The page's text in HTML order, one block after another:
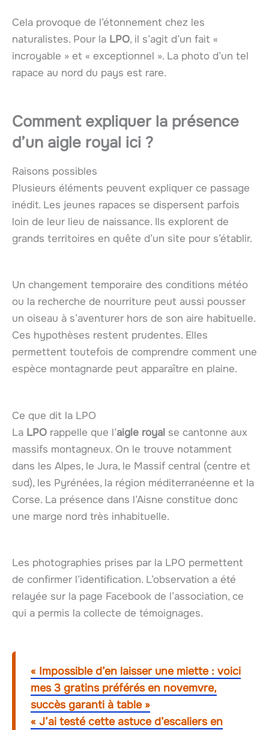
Cela provoque de l’étonnement chez les
naturalistes. Pour la LPO, il s’agit d’un fait «
incroyable » et « exceptionnel ». La photo d’un tel
rapace au nord du pays est rare.
Comment expliquer la présence
d’un aigle royal ici ?
Raisons possibles
Plusieurs éléments peuvent expliquer ce passage
inédit. Les jeunes rapaces se dispersent parfois
loin de leur lieu de naissance. Ils explorent de
grands territoires en quête d’un site pour s’établir.
Un changement temporaire des conditions météo
ou la recherche de nourriture peut aussi pousser
un oiseau à s’aventurer hors de son aire habituelle.
Ces hypothèses restent prudentes. Elles
permettent toutefois de comprendre comment une
espèce montagnarde peut apparaître en plaine.
Ce que dit la LPO
La LPO rappelle que l’aigle royal se cantonne aux
massifs montagneux. On le trouve notamment
dans les Alpes, le Jura, le Massif central (centre et
sud), les Pyrénées, la région méditerranéenne et la
Corse. La présence dans l’Aisne constitue donc
une marge nord très inhabituelle.
Les photographies prises par la LPO permettent
de confirmer l’identification. L’observation a été
relayée sur la page Facebook de l’association, ce
qui a permis la collecte de témoignages.
« Impossible d’en laisser une miette : voici
mes 3 gratins préférés en novemvre,
succès garanti à table »
« J’ai testé cette astuce d’escaliers en